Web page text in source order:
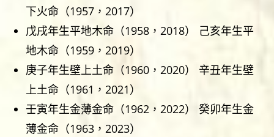
下火命（1957，2017）
戊戌年生平地木命（1958，2018） 己亥年生平
地木命（1959，2019）
庚子年生壁上土命（1960，2020） 辛丑年生壁
上土命（1961，2021）
壬寅年生金薄金命（1962，2022） 癸卯年生金
薄金命（1963，2023）